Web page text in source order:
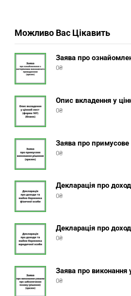
Можливо Вас Цікавить
0₴
0₴
0₴
0₴
0₴
0₴